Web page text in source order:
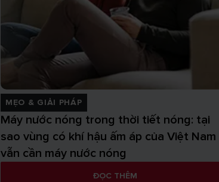
MẸO & GIẢI PHÁP
Máy nước nóng trong thời tiết nóng: tại
sao vùng có khí hậu ấm áp của Việt Nam
vẫn cần máy nước nóng
ĐỌC THÊM